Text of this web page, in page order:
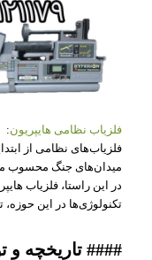
فلزیاب نظامی هایپریون:
فلزیاب‌های نظامی از
میدان‌های جنگ محسوب
در این راستا، فلزیاب
تکنولوژی‌ها در این
#### تاریخچه و